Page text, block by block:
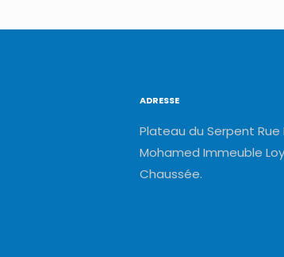
ADRESSE
Plateau du Serpent
Mohamed Immeuble
Chaussée.